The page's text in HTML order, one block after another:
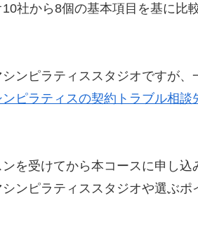
社から8個の基本項目を基に比
ンピラティススタジオですが、
ンピラティスの契約トラブル相談
を受けてから本コースに申し込
ンピラティススタジオや選ぶポ